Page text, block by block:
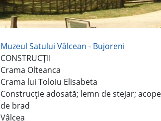
Muzeul Satului Vâlcean - Bujoreni
CONSTRUCŢII
Crama Olteanca
Crama lui Toloiu Elisabeta
Construcţie adosată; lemn de stejar;
de brad
Vâlcea